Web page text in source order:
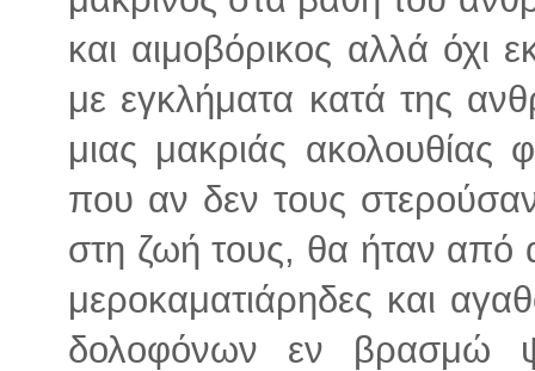
και αιμοβόρικος αλλά όχι
με εγκλήματα κατά της
μιας μακριάς
που αν δεν τους
στη ζωή τους, θα ήταν από
μεροκαματιάρηδες και
δολοφόνων εν βρασμώ